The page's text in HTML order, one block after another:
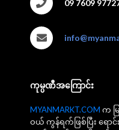
09 7609
ကုမ္ပဏီအကြောင်း
MYANMARKT.COM က မ
ဝယ် ကွန်ရက်ဖြစ်ပြီး ရေ